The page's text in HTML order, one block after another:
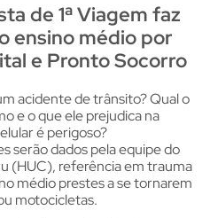
de 1ª Viagem faz
ensino médio por
e Pronto Socorro
acidente de trânsito? Qual o
e o que ele prejudica na
é perigoso?
serão dados pela equipe do
(HUC), referência em trauma
médio prestes a se tornarem
motocicletas.